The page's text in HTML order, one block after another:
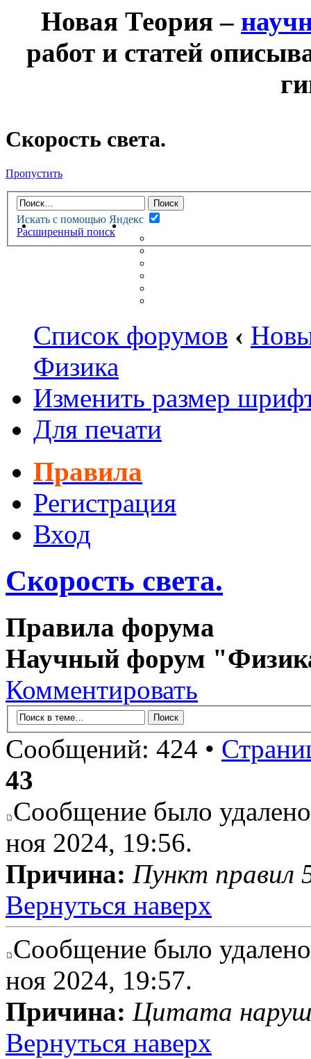
Новая Теория –
работ и статей
Скорость света.
Пропустить
Искать с помощью Яндекс
Расширенный поиск
НОВАЯ ТЕОРИЯФОРУМ
НЕПРОЧИТАННЫЕ
Список форумов ‹
Физика
Изменить размер
Для печати
Правила
Регистрация
Вход
Скорость света.
Правила форума
Научный форум
Комментировать
Сообщений: 424 •
43
Сообщение было
ноя 2024, 19:56.
Причина: Пункт правил
Вернуться наверх
Сообщение было
ноя 2024, 19:57.
Причина: Цитата
Вернуться наверх